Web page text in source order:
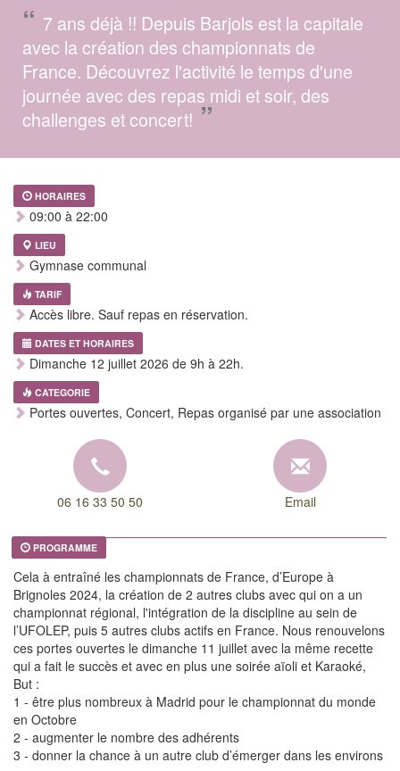
“ 7 ans déjà !! Depuis Barjols est la capitale
avec la création des championnats de
France. Découvrez l'activité le temps d'une
journée avec des repas midi et soir, des
challenges et concert! ”
HORAIRES
09:00 à 22:00
LIEU
Gymnase communal
TARIF
Accès libre. Sauf repas en réservation.
DATES ET HORAIRES
Dimanche 12 juillet 2026 de 9h à 22h.
CATEGORIE
Portes ouvertes, Concert, Repas organisé par une association
06 16 33 50 50 Email
PROGRAMME
Cela à entraîné les championnats de France, d’Europe à
Brignoles 2024, la création de 2 autres clubs avec qui on a un
championnat régional, l'intégration de la discipline au sein de
l’UFOLEP, puis 5 autres clubs actifs en France. Nous renouvelons
ces portes ouvertes le dimanche 11 juillet avec la même recette
qui a fait le succès et avec en plus une soirée aïoli et Karaoké,
But :
1 - être plus nombreux à Madrid pour le championnat du monde
en Octobre
2 - augmenter le nombre des adhérents
3 - donner la chance à un autre club d’émerger dans les environs